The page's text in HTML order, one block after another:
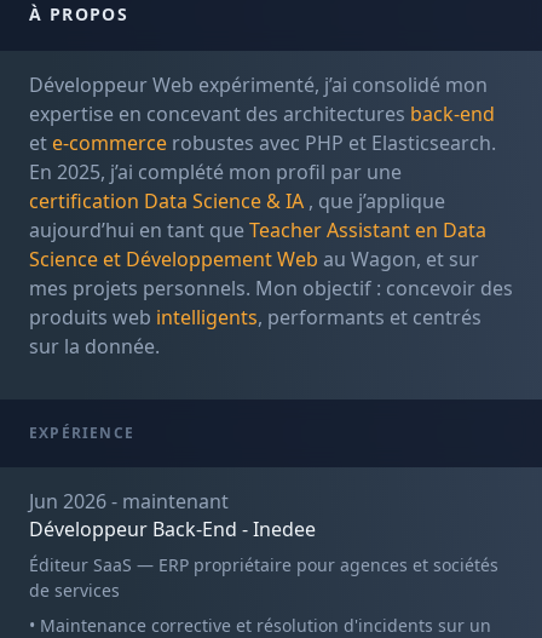
À PROPOS
Développeur Web expérimenté, j’ai consolidé mon
expertise en concevant des architectures back-end
et e-commerce robustes avec PHP et Elasticsearch.
En 2025, j’ai complété mon profil par une
certification Data Science & IA , que j’applique
aujourd’hui en tant que Teacher Assistant en Data
Science et Développement Web au Wagon, et sur
mes projets personnels. Mon objectif : concevoir des
produits web intelligents, performants et centrés
sur la donnée.
EXPÉRIENCE
Jun 2026 - maintenant
Développeur Back-End - Inedee
Éditeur SaaS — ERP propriétaire pour agences et sociétés
de services
• Maintenance corrective et résolution d'incidents sur un